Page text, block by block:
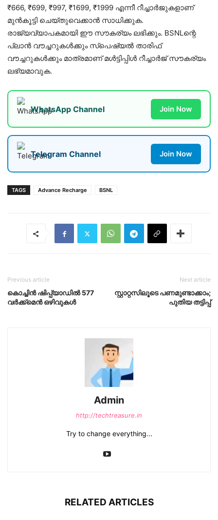
₹666, ₹699, ₹997, ₹1699, ₹1999 എന്നീ റീച്ചാർജുകളാണ്
മുൻകൂട്ടി ചെയ്തുവെക്കാൻ സാധിക്കുക.
രാജ്യവ്യാപകമായി ഈ സൗകര്യം ലഭിക്കും. BSNLന്റെ
പ്ലാൻ വൗച്ചറുകൾക്കും സ്പെഷ്യൽ താരിഫ്
വൗച്ചറുകൾക്കും മാത്രമാണ് മൾട്ടിപ്പിൾ റീച്ചാർജ് സൗകര്യം
ലഭ്യമാവുക.
WhatsApp Channel Join Now
Telegram Channel Join Now
TAGS Advance Recharge BSNL
Previous article
കൊച്ചിന്‍ ഷിപ്പ്‌യാഡില്‍ 577
വര്‍ക്ക്മെന്‍ ഒഴിവുകള്‍
Next article
സ്റ്റാറ്റസിലൂടെ പണമുണ്ടാക്കാം;
പുതിയ തട്ടിപ്പ്
Admin
http://techtreasure.in
Try to change everything...
RELATED ARTICLES